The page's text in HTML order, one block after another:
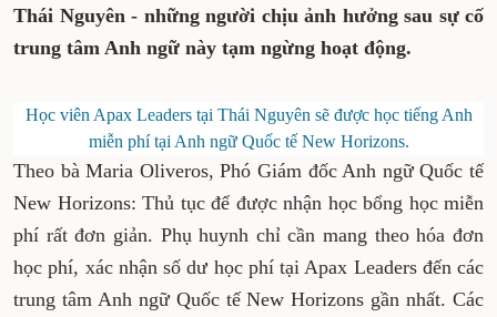
viên Apax Leaders tại Thái Nguyên - những
người chịu ảnh hưởng sau sự cố trung tâm
Học viên Apax Leaders tại Thái Nguyên sẽ được học
tiếng Anh miễn phí tại Anh ngữ Quốc tế New Horizons.
Theo bà Maria Oliveros, Phó Giám đốc Anh ngữ
Quốc tế New Horizons: Thủ tục để được nhận
học bổng học miễn phí rất đơn giản. Phụ huynh
chỉ cần mang theo hóa đơn học phí, xác nhận